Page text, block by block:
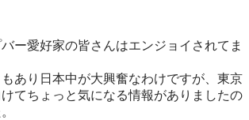
ー愛好家の皆さんはエンジョイされてま
あり日本中が大興奮なわけですが、東京
てちょっと気になる情報がありましたの